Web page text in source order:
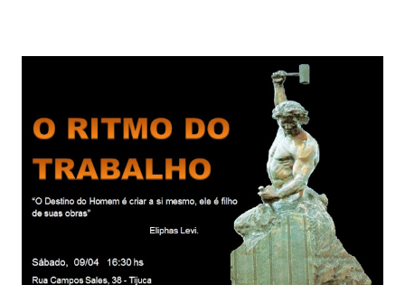
relacionamos e vai se ampliando e tocando os círculos
iluminados daqueles com que cooperamos, formando um
círculo cada vez maior de Paz e Harmonia. CONSAGRAÇÃO
DO APOSENTO Dentro do Círculo Infinito da Divina
Presença que me envolve inteiramente Afirmo: Há uma só
presença aqui: é a presença da Harmonia, que faz vibrar
todos os corações de Felicidade e Alegria. Quem quer que
aqui entre, sentirá as vibrações da Divina Harmonia. Há uma
só presença aqui: é a...